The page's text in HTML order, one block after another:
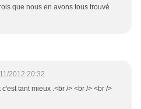
que nous en avons tous trouvé
2012 20:32
c'est tant mieux .<br /> <br /> <br />